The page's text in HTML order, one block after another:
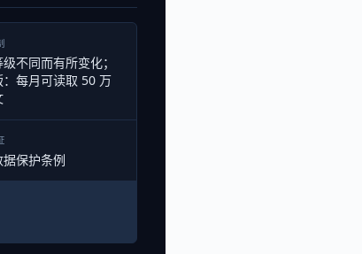
不同而有所变化；
：每月可读取 50 万
保护条例